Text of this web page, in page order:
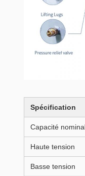
Spécification
Capacité
Haute tension
Basse tension